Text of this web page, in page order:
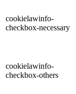
cookielawinfo-
checkbox-necessary
cookielawinfo-
checkbox-others